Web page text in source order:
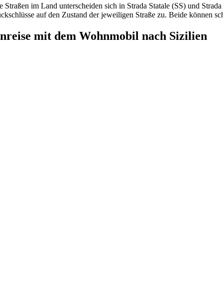
Straßen im Land unterscheiden sich in Strada Statale (SS) und
auf den Zustand der jeweiligen Straße zu. Beide können
mit dem Wohnmobil nach Sizilien